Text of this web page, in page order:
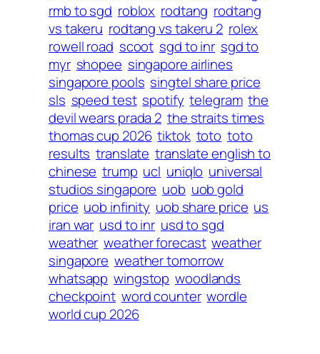
rmb to sgd roblox rodtang rodtang
vs takeru rodtang vs takeru 2 rolex
rowell road scoot sgd to inr sgd to
myr shopee singapore airlines
singapore pools singtel share price
sls speed test spotify telegram the
devil wears prada 2 the straits times
thomas cup 2026 tiktok toto toto
results translate translate english to
chinese trump ucl uniqlo universal
studios singapore uob uob gold
price uob infinity uob share price us
iran war usd to inr usd to sgd
weather weather forecast weather
singapore weather tomorrow
whatsapp wingstop woodlands
checkpoint word counter wordle
world cup 2026